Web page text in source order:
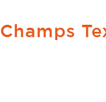
Champs